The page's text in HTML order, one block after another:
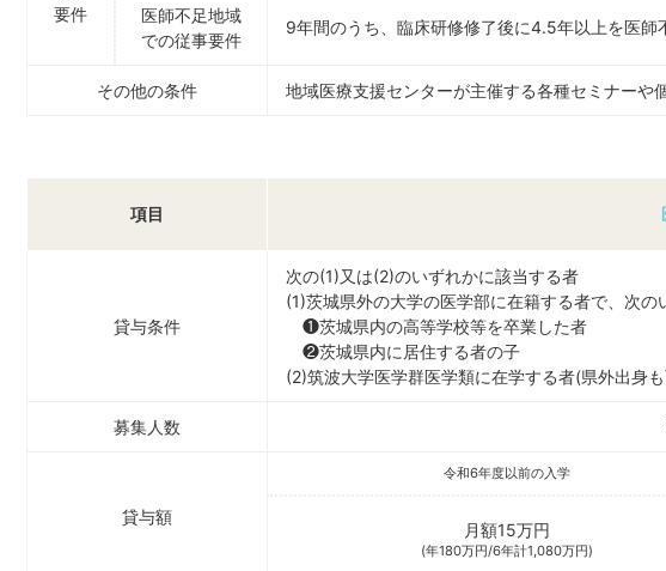
要件
医師不足地域
での従事要件
9年間のうち、臨床研修修了後に4.5年以上を医師
その他の条件 地域医療支援センターが主催する各種セミナーや
項目
貸与条件
次の(1)又は(2)のいずれかに該当する者
(1)茨城県外の大学の医学部に在籍する者で、次の
❶茨城県内の高等学校等を卒業した者
❷茨城県内に居住する者の子
(2)筑波大学医学群医学類に在学する者(県外出身
募集人数
貸与額
令和6年度以前の入学
月額15万円
(年180万円/6年計1,080万円)